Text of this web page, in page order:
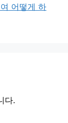
어떻게 하
다.